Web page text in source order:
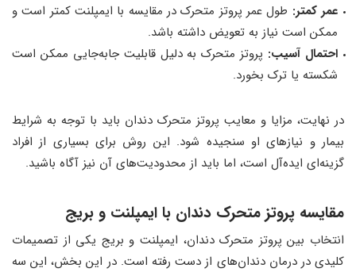
عمر کمتر: طول عمر پروتز متحرک در مقایسه با ایمپلنت کمتر است و
ممکن است نیاز به تعویض داشته باشد.
احتمال آسیب: پروتز متحرک به دلیل قابلیت جابه‌جایی ممکن است
شکسته یا ترک بخورد.
در نهایت، مزایا و معایب پروتز متحرک دندان باید با توجه به شرایط
بیمار و نیازهای او سنجیده شود. این روش برای بسیاری از افراد
گزینه‌ای ایده‌آل است، اما باید از محدودیت‌های آن نیز آگاه باشید.
مقایسه پروتز متحرک دندان با ایمپلنت و بریج
انتخاب بین پروتز متحرک دندان، ایمپلنت و بریج یکی از تصمیمات
کلیدی در درمان دندان‌های از دست رفته است. در این بخش، این سه